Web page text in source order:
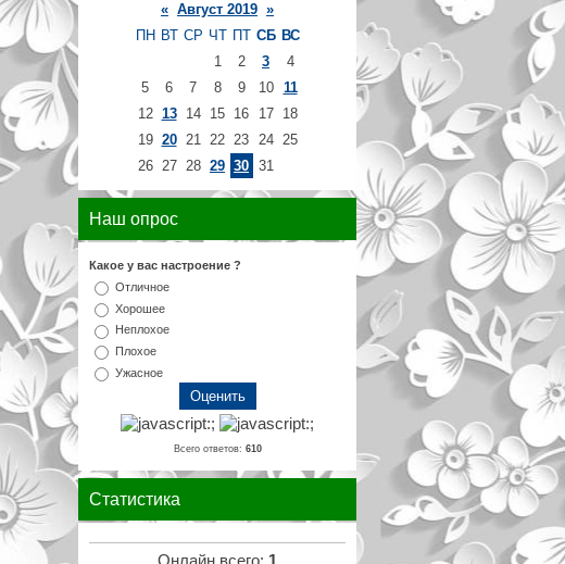
« Август 2019 »
ПН ВТ СР ЧТ ПТ СБ ВС
1
2 3
4
5
6 7 8 9 10
11
12 13 14 15 16 17
18
19 20 21 22 23 24 25
26 27 28 29 30 31
Наш опрос
Какое у вас настроение ?
Отличное
Хорошее
Неплохое
Плохое
Ужасное
Всего ответов: 610
Статистика